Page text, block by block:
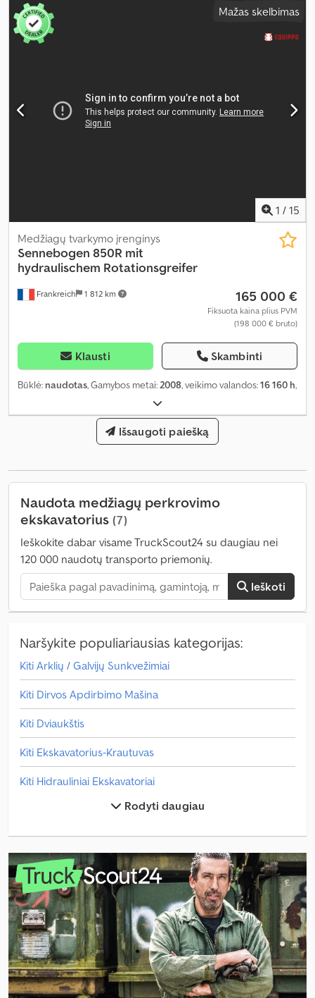
Mažas skelbimas
1 / 15
Frankreich 1 812 km
Medžiagų tvarkymo įrenginys
Sennebogen 850R mit
hydraulischem Rotationsgreifer
165 000 €
Fiksuota kaina plius PVM
(198 000 € bruto)
Klausti Skambinti
Būklė: naudotas, Gamybos metai:2008, veikimo valandos:16 160 h,
Išsaugoti paiešką
Naudota medžiagų perkrovimo
ekskavatorius (7)
Ieškokite dabar visame TruckScout24 su daugiau nei
120 000 naudotų transporto priemonių.
Ieškoti
Naršykite populiariausias kategorijas:
Kiti Arklių / Galvijų Sunkvežimiai
Kiti Dirvos Apdirbimo Mašina
Kiti Dviaukštis
Kiti Ekskavatorius-Krautuvas
Kiti Hidrauliniai Ekskavatoriai
Kiti Keisti Kėbulo Platformą
Kiti Lengvas Pristatymo Sunkvežimis
Kiti Mini Ekskavatorius
Kiti Mobilus Maišymo Įrenginys
Kiti Pasiekite Krautuvą
Kiti Pavojingos Prekės
Kiti Siurbimo / Plovimo Transporto Priemonė
Rodyti daugiau